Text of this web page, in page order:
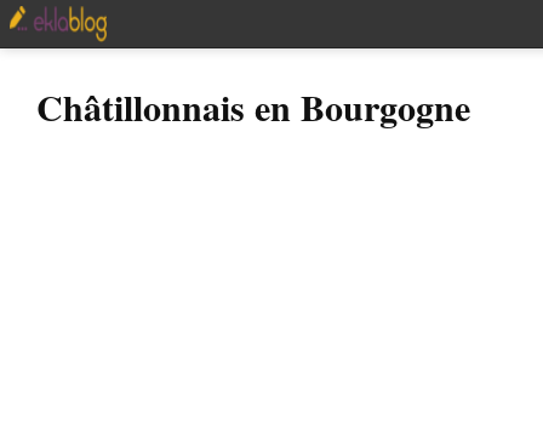
Châtillonnais en Bourgogne